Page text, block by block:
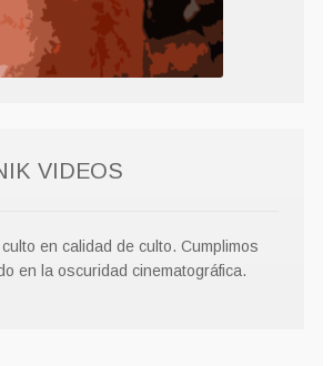
VIDEOS
en calidad de culto. Cumplimos
en la oscuridad cinematográfica.